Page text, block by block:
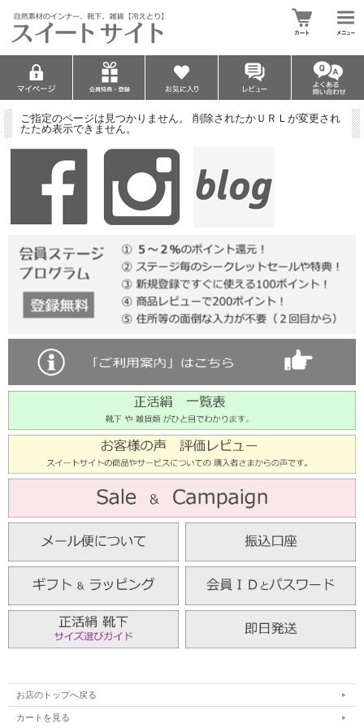
ご指定のページは見つかりません。 削除されたかＵＲＬが変更され
たため表示できません。
お店のトップへ戻る
カートを見る